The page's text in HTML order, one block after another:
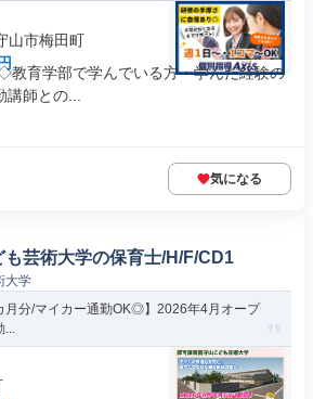
山市梅田町
育学部で学んでいる方・学んだ経験の
師との...
気になる
芸術大学の保育士/H/F/CD1
大学
月分/マイカー通勤OK◎】2026年4月オープ
...